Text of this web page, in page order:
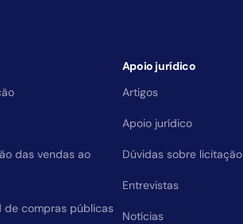
das vendas ao
de compras públicas
Apoio jurídico
Artigos
Apoio jurídico
Dúvidas sobre licitação
Entrevistas
Notícias